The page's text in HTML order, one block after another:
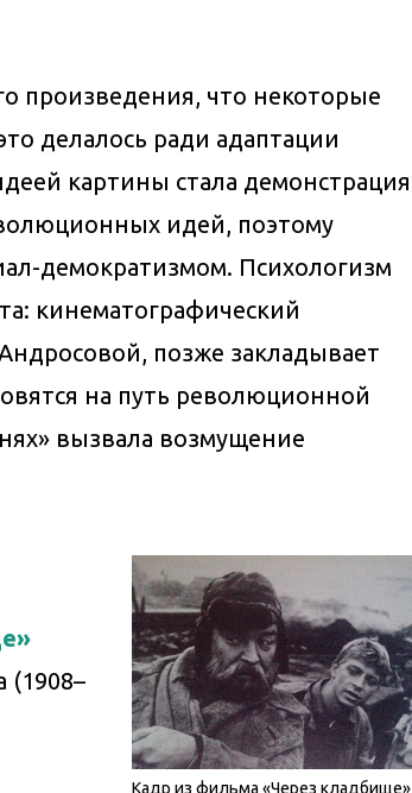
произведения, что некоторые
делалось ради адаптации
картины стала демонстрация
идей, поэтому
демократизмом. Психологизм
кинематографический
позже закладывает
на путь революционной
вызвала возмущение
Кадр из фильма «Через кладбище»
(1908–